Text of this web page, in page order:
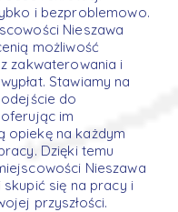
i bezproblemowo.
Nieszawa
możliwość
zakwaterowania i
Stawiamy na
do
im
opiekę na każdym
Dzięki temu
Nieszawa
skupić się na pracy i
przyszłości.